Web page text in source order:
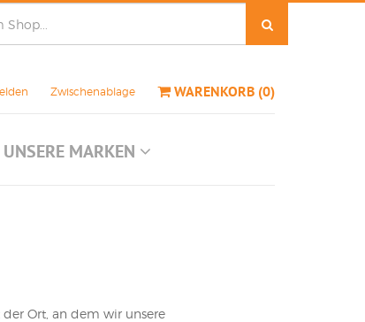
Zwischenablage WARENKORB (0)
UNSERE MARKEN
Ort, an dem wir unsere